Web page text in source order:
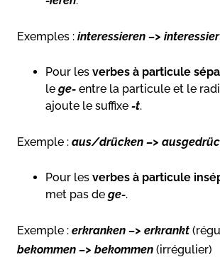
Exemples : interessieren –>
Pour les verbes à particule
le ge- entre la particule et le
ajoute le suffixe -t.
Exemple : aus/drücken –>
Pour les verbes à particule
met pas de ge-.
Exemple : erkranken –> erkrankt
bekommen –> bekommen (irrégulier)